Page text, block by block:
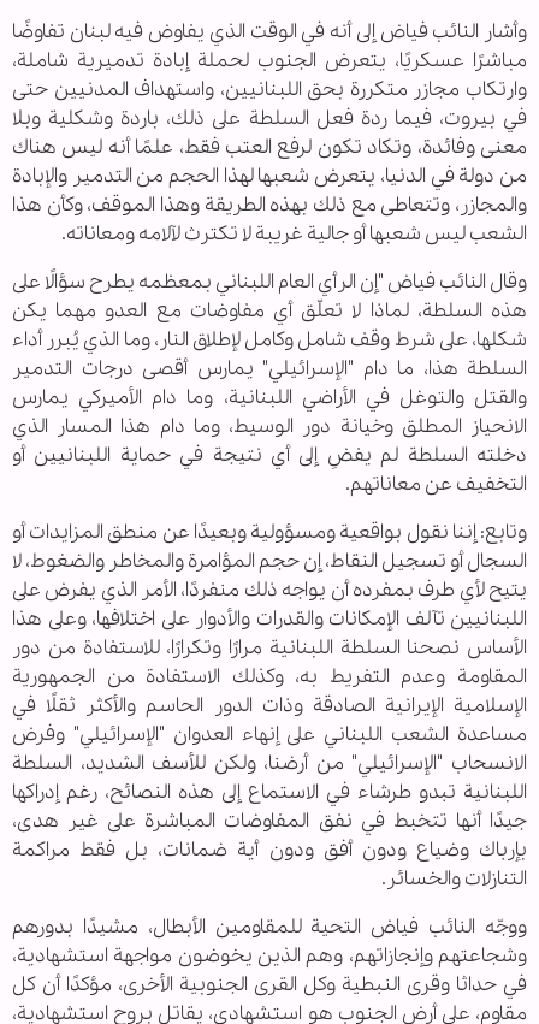
وأشار النائب فياض إلى أنه في الوقت الذي يفاوض فيه لبنان تفاوضًا
مباشرًا عسكريًا، يتعرض الجنوب لحملة إبادة تدميرية شاملة،
وارتكاب مجازر متكررة بحق اللبنانيين، واستهداف المدنيين حتى
في بيروت، فيما ردة فعل السلطة على ذلك، باردة وشكلية وبلا
معنى وفائدة، وتكاد تكون لرفع العتب فقط، علمًا أنه ليس هناك
من دولة في الدنيا، يتعرض شعبها لهذا الحجم من التدمير والإبادة
والمجازر، وتتعاطى مع ذلك بهذه الطريقة وهذا الموقف، وكأن هذا
الشعب ليس شعبها أو جالية غريبة لا تكترث لآلامه ومعاناته.
وقال النائب فياض "إن الرأي العام اللبناني بمعظمه يطرح سؤالًا على
هذه السلطة، لماذا لا تعلّق أي مفاوضات مع العدو مهما يكن
شكلها، على شرط وقف شامل وكامل لإطلاق النار، وما الذي يُبرر أداء
السلطة هذا، ما دام "الإسرائيلي" يمارس أقصى درجات التدمير
والقتل والتوغل في الأراضي اللبنانية، وما دام الأميركي يمارس
الانحياز المطلق وخيانة دور الوسيط، وما دام هذا المسار الذي
دخلته السلطة لم يفضِ إلى أي نتيجة في حماية اللبنانيين أو
التخفيف عن معاناتهم.
وتابع: إننا نقول بواقعية ومسؤولية وبعيدًا عن منطق المزايدات أو
السجال أو تسجيل النقاط، إن حجم المؤامرة والمخاطر والضغوط، لا
يتيح لأي طرف بمفرده أن يواجه ذلك منفردًا، الأمر الذي يفرض على
اللبنانيين تآلف الإمكانات والقدرات والأدوار على اختلافها، وعلى هذا
الأساس نصحنا السلطة اللبنانية مرارًا وتكرارًا، للاستفادة من دور
المقاومة وعدم التفريط به، وكذلك الاستفادة من الجمهورية
الإسلامية الإيرانية الصادقة وذات الدور الحاسم والأكثر ثقلًا في
مساعدة الشعب اللبناني على إنهاء العدوان "الإسرائيلي" وفرض
الانسحاب "الإسرائيلي" من أرضنا، ولكن للأسف الشديد، السلطة
اللبنانية تبدو طرشاء في الاستماع إلى هذه النصائح، رغم إدراكها
جيدًا أنها تتخبط في نفق المفاوضات المباشرة على غير هدى،
بإرباك وضياع ودون أفق ودون أية ضمانات، بل فقط مراكمة
التنازلات والخسائر.
ووجّه النائب فياض التحية للمقاومين الأبطال، مشيدًا بدورهم
وشجاعتهم وإنجازاتهم، وهم الذين يخوضون مواجهة استشهادية،
في حداثا وقرى النبطية وكل القرى الجنوبية الأخرى، مؤكدًا أن كل
مقاوم، على أرض الجنوب هو استشهادي، يقاتل بروح استشهادية،